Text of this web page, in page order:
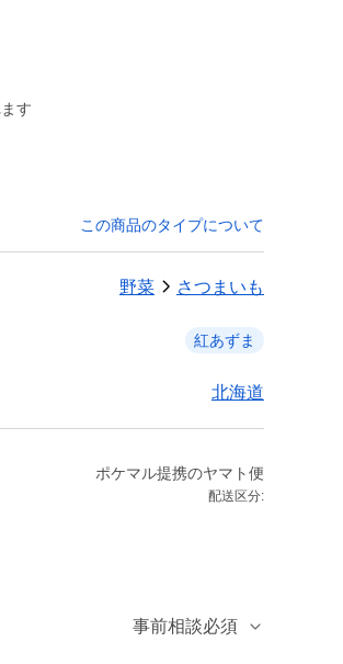
す
この商品のタイプについて
野菜 さつまいも
紅あずま
北海道
ポケマル提携のヤマト便
配送区分:
事前相談必須